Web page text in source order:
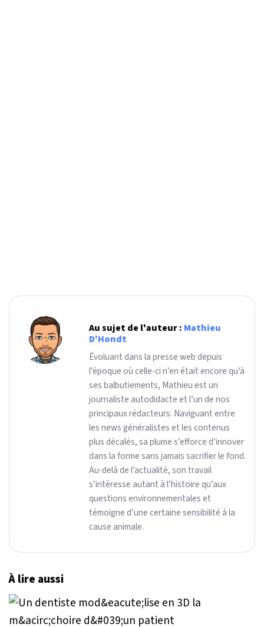
Au sujet de l'auteur : Mathieu
D'Hondt
Évoluant dans la presse web depuis
l’époque où celle-ci n’en était encore qu’à
ses balbutiements, Mathieu est un
journaliste autodidacte et l’un de nos
principaux rédacteurs. Naviguant entre
les news généralistes et les contenus
plus décalés, sa plume s’efforce d’innover
dans la forme sans jamais sacrifier le fond.
Au-delà de l’actualité, son travail
s’intéresse autant à l’histoire qu’aux
questions environnementales et
témoigne d’une certaine sensibilité à la
cause animale.
À lire aussi